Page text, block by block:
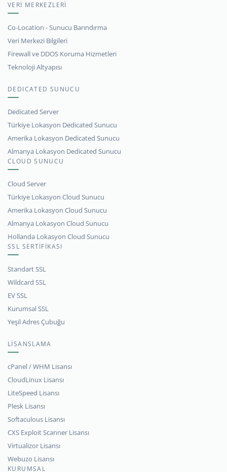
VERİ MERKEZLERİ
Co-Location - Sunucu Barındırma
Veri Merkezi Bilgileri
Firewall ve DDOS Koruma Hizmetleri
Teknoloji Altyapısı
DEDICATED SUNUCU
Dedicated Server
Türkiye Lokasyon Dedicated Sunucu
Amerika Lokasyon Dedicated Sunucu
Almanya Lokasyon Dedicated Sunucu
CLOUD SUNUCU
Cloud Server
Türkiye Lokasyon Cloud Sunucu
Amerika Lokasyon Cloud Sunucu
Almanya Lokasyon Cloud Sunucu
Hollanda Lokasyon Cloud Sunucu
SSL SERTİFİKASI
Standart SSL
Wildcard SSL
EV SSL
Kurumsal SSL
Yeşil Adres Çubuğu
LİSANSLAMA
cPanel / WHM Lisansı
CloudLinux Lisansı
LiteSpeed Lisansı
Plesk Lisansı
Softaculous Lisansı
CXS Exploit Scanner Lisansı
Virtualizor Lisansı
Webuzo Lisansı
KURUMSAL